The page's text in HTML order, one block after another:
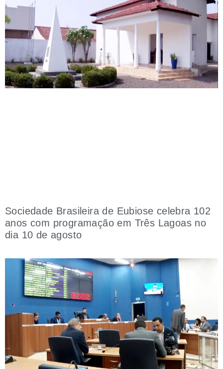
Sociedade Brasileira de Eubiose celebra 102
anos com programação em Três Lagoas no
dia 10 de agosto